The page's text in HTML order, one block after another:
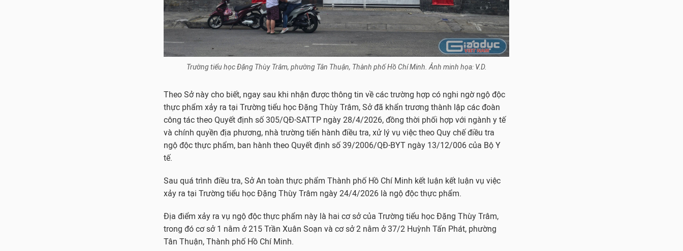
Trường tiểu học Đặng Thùy Trâm, phường Tân Thuận, Thành phố Hồ Chí Minh. Ảnh minh họa: V.D.
Theo Sở này cho biết, ngay sau khi nhận được thông tin về các trường hợp có nghi ngờ ngộ độc
thực phẩm xảy ra tại Trường tiểu học Đặng Thùy Trâm, Sở đã khẩn trương thành lập các đoàn
công tác theo Quyết định số 305/QĐ-SATTP ngày 28/4/2026, đồng thời phối hợp với ngành y tế
và chính quyền địa phương, nhà trường tiến hành điều tra, xử lý vụ việc theo Quy chế điều tra
ngộ độc thực phẩm, ban hành theo Quyết định số 39/2006/QĐ-BYT ngày 13/12/006 của Bộ Y
tế.
Sau quá trình điều tra, Sở An toàn thực phẩm Thành phố Hồ Chí Minh kết luận kết luận vụ việc
xảy ra tại Trường tiểu học Đặng Thùy Trâm ngày 24/4/2026 là ngộ độc thực phẩm.
Địa điểm xảy ra vụ ngộ độc thực phẩm này là hai cơ sở của Trường tiểu học Đặng Thùy Trâm,
trong đó cơ sở 1 nằm ở 215 Trần Xuân Soạn và cơ sở 2 nằm ở 37/2 Huỳnh Tấn Phát, phường
Tân Thuận, Thành phố Hồ Chí Minh.